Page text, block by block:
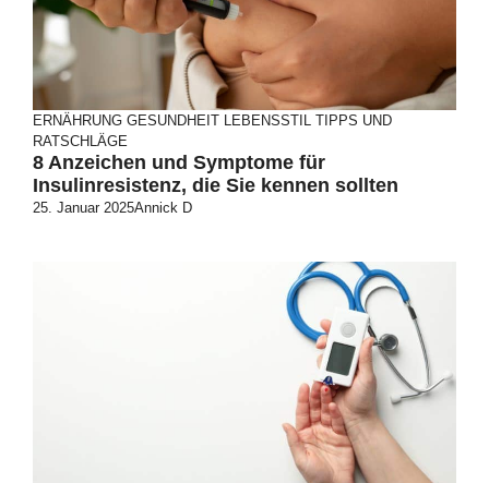
ERNÄHRUNG GESUNDHEIT LEBENSSTIL
TIPPS UND
RATSCHLÄGE
8 Anzeichen und Symptome für
Insulinresistenz, die Sie kennen sollten
25. Januar 2025Annick D